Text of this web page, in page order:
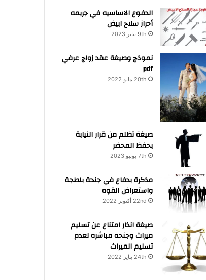
الدفوع الاساسيه في جريمه
أحراز سلاح ابيض
9th يناير 2023
نموذج وصيغة عقد زواج عرفي
pdf
20th مايو 2022
صيغة تظلم من قرار النيابة
بحفظ المحضر
7th يونيو 2023
مذكرة بدفاع في جنحة بلطجة
واستعراض القوه
22nd أكتوبر 2022
صيغة انذار امتناع عن تسليم
ميراث وجنحه مباشره لعدم
تسليم الميراث
24th يناير 2022